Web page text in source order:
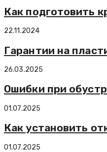
Как подготовить
22.11.2024
Гарантии на
26.03.2025
Ошибки при
01.07.2025
Как установить
01.07.2025